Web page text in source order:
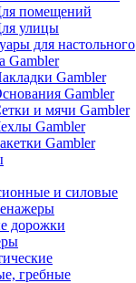
помещений
улицы
для настольного
Gambler
Gambler
Gambler
и мячи Gambler
Gambler
Gambler
и силовые
дорожки
гребные